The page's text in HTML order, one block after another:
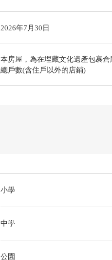
2026年7月30日
本房屋，為在埋藏文化遺產包裹
總戶數(含住戶以外的店鋪)
小學
中學
公園